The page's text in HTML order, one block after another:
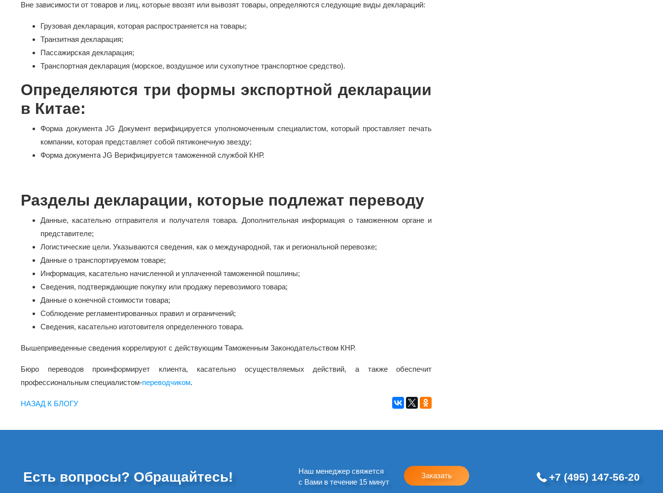
Вне зависимости от товаров и лиц, которые ввозят или вывозят товары, определяются следующие виды деклараций:
Грузовая декларация, которая распространяется на товары;
Транзитная декларация;
Пассажирская декларация;
Транспортная декларация (морское, воздушное или сухопутное транспортное средство).
Определяются три формы экспортной декларации
в Китае:
Форма документа JG Документ верифицируется уполномоченным специалистом, который проставляет печать
компании, которая представляет собой пятиконечную звезду;
Форма документа JG Верифицируется таможенной службой КНР.
Разделы декларации, которые подлежат переводу
Данные, касательно отправителя и получателя товара. Дополнительная информация о таможенном органе и
представителе;
Логистические цели. Указываются сведения, как о международной, так и региональной перевозке;
Данные о транспортируемом товаре;
Информация, касательно начисленной и уплаченной таможенной пошлины;
Сведения, подтверждающие покупку или продажу перевозимого товара;
Данные о конечной стоимости товара;
Соблюдение регламентированных правил и ограничений;
Сведения, касательно изготовителя определенного товара.
Вышеприведенные сведения коррелируют с действующим Таможенным Законодательством КНР.
Бюро переводов проинформирует клиента, касательно осуществляемых действий, а также обеспечит
профессиональным специалистом-переводчиком.
НАЗАД К БЛОГУ
Есть вопросы? Обращайтесь!
Наш менеджер свяжется
с Вами в течение 15 минут
Заказать +7 (495) 147-56-20